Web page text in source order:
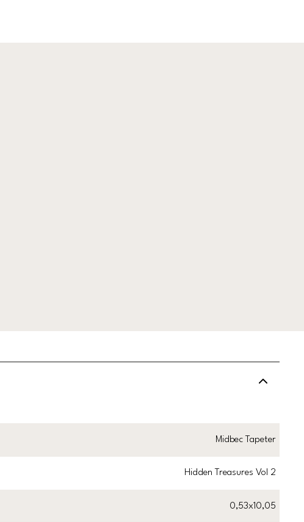
Midbec Tapeter
Hidden Treasures Vol 2
0,53x10,05